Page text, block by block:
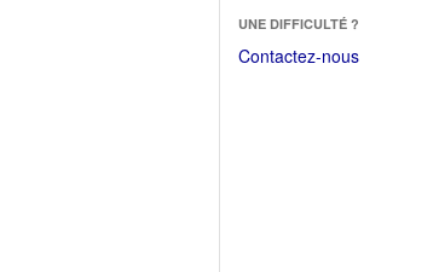
fenêtre)
une
nouvelle
UNE DIFFICULTÉ ?
Contactez-nous